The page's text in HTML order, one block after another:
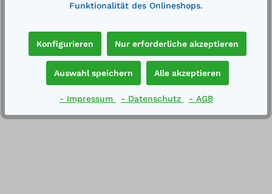
Außenmaße (LxBxH): 520 x 490 x 580
mmGewicht: 52 kgHD-Schlauch DN10 22 MPa
Technische Daten
Funktionalität des Onlineshops.
Konfigurieren Nur erforderliche akzeptieren
Auswahl speichern Alle akzeptieren
- Impressum - Datenschutz - AGB